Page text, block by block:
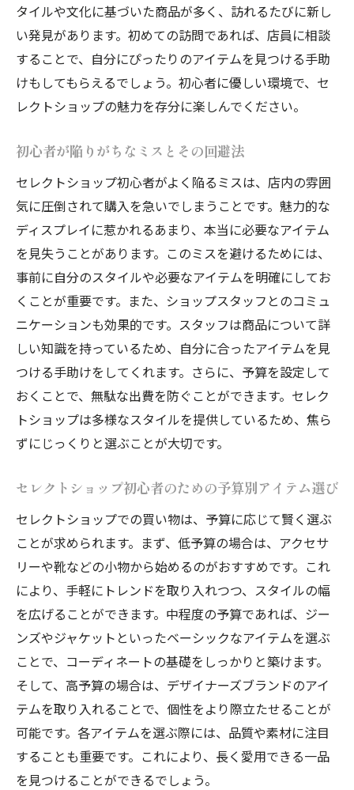
タイルや文化に基づいた商品が多く、訪れるたびに新し
い発見があります。初めての訪問であれば、店員に相談
することで、自分にぴったりのアイテムを見つける手助
けもしてもらえるでしょう。初心者に優しい環境で、セ
レクトショップの魅力を存分に楽しんでください。
初心者が陥りがちなミスとその回避法
セレクトショップ初心者がよく陥るミスは、店内の雰囲
気に圧倒されて購入を急いでしまうことです。魅力的な
ディスプレイに惹かれるあまり、本当に必要なアイテム
を見失うことがあります。このミスを避けるためには、
事前に自分のスタイルや必要なアイテムを明確にしてお
くことが重要です。また、ショップスタッフとのコミュ
ニケーションも効果的です。スタッフは商品について詳
しい知識を持っているため、自分に合ったアイテムを見
つける手助けをしてくれます。さらに、予算を設定して
おくことで、無駄な出費を防ぐことができます。セレク
トショップは多様なスタイルを提供しているため、焦ら
ずにじっくりと選ぶことが大切です。
セレクトショップ初心者のための予算別アイテム選び
セレクトショップでの買い物は、予算に応じて賢く選ぶ
ことが求められます。まず、低予算の場合は、アクセサ
リーや靴などの小物から始めるのがおすすめです。これ
により、手軽にトレンドを取り入れつつ、スタイルの幅
を広げることができます。中程度の予算であれば、ジー
ンズやジャケットといったベーシックなアイテムを選ぶ
ことで、コーディネートの基礎をしっかりと築けます。
そして、高予算の場合は、デザイナーズブランドのアイ
テムを取り入れることで、個性をより際立たせることが
可能です。各アイテムを選ぶ際には、品質や素材に注目
することも重要です。これにより、長く愛用できる一品
を見つけることができるでしょう。